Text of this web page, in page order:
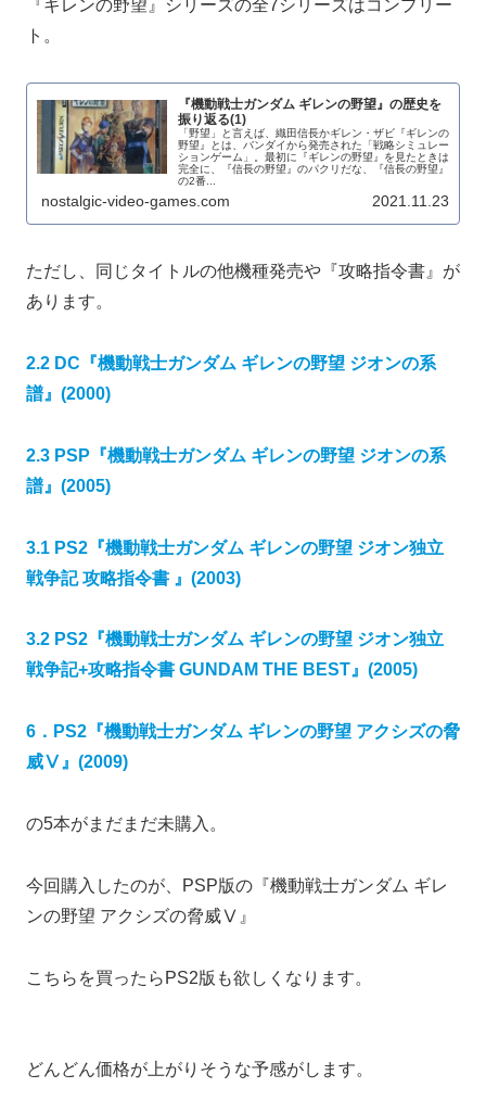
『ギレンの野望』シリーズの全7シリーズはコンプリー
ト。
『機動戦士ガンダム ギレンの野望』の歴史を
振り返る(1)
「野望」と言えば、織田信長かギレン・ザビ『ギレンの
野望』とは、バンダイから発売された「戦略シミュレー
ションゲーム」。最初に『ギレンの野望』を見たときは
完全に、『信長の野望』のパクリだな、『信長の野望』
の2番...
nostalgic-video-games.com 2021.11.23
ただし、同じタイトルの他機種発売や『攻略指令書』が
あります。
2.2 DC『機動戦士ガンダム ギレンの野望 ジオンの系
譜』(2000)
2.3 PSP『機動戦士ガンダム ギレンの野望 ジオンの系
譜』(2005)
3.1 PS2『機動戦士ガンダム ギレンの野望 ジオン独立
戦争記 攻略指令書 』(2003)
3.2 PS2『機動戦士ガンダム ギレンの野望 ジオン独立
戦争記+攻略指令書 GUNDAM THE BEST』(2005)
6．PS2『機動戦士ガンダム ギレンの野望 アクシズの脅
威Ⅴ』(2009)
の5本がまだまだ未購入。
今回購入したのが、PSP版の『機動戦士ガンダム ギレ
ンの野望 アクシズの脅威Ⅴ』
こちらを買ったらPS2版も欲しくなります。
どんどん価格が上がりそうな予感がします。